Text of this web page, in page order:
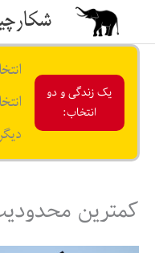
محتوا
یک زندگی و دو
انتخاب:
کمترین